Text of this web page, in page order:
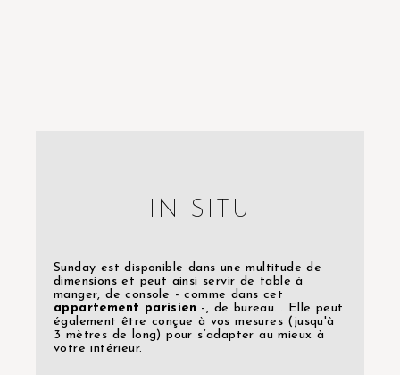
IN SITU
Sunday est disponible dans une multitude de
dimensions et peut ainsi servir de table à
manger, de console - comme dans cet
appartement parisien -, de bureau... Elle peut
également être conçue à vos mesures (jusqu'à
3 mètres de long) pour s’adapter au mieux à
votre intérieur.